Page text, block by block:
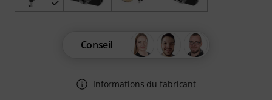
Conseil
Informations du fabricant